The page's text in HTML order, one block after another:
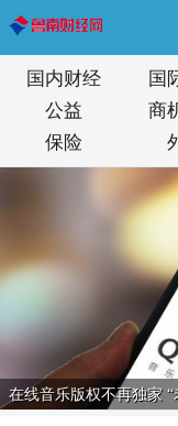
国内财经 国
公益
商
保险
在线音乐版权不再独家